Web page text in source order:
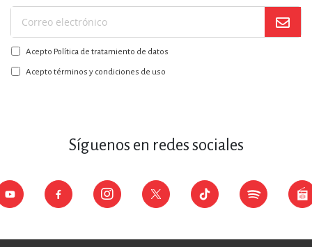
Suscríbase
a
nuestro
boletín:
Acepto Política de tratamiento de datos
Acepto términos y condiciones de uso
Síguenos en redes sociales